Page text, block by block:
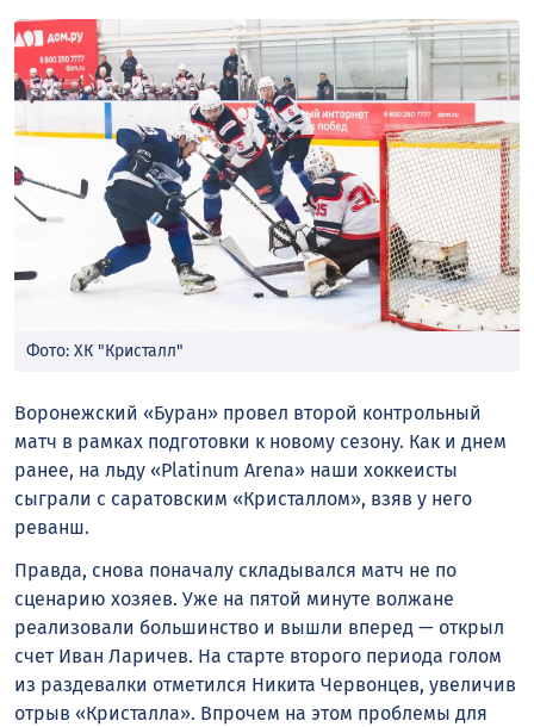
Фото: ХК "Кристалл"
Воронежский «Буран» провел второй контрольный
матч в рамках подготовки к новому сезону. Как и днем
ранее, на льду «Platinum Arena» наши хоккеисты
сыграли с саратовским «Кристаллом», взяв у него
реванш.
Правда, снова поначалу складывался матч не по
сценарию хозяев. Уже на пятой минуте волжане
реализовали большинство и вышли вперед — открыл
счет Иван Ларичев. На старте второго периода голом
из раздевалки отметился Никита Червонцев, увеличив
отрыв «Кристалла». Впрочем на этом проблемы для